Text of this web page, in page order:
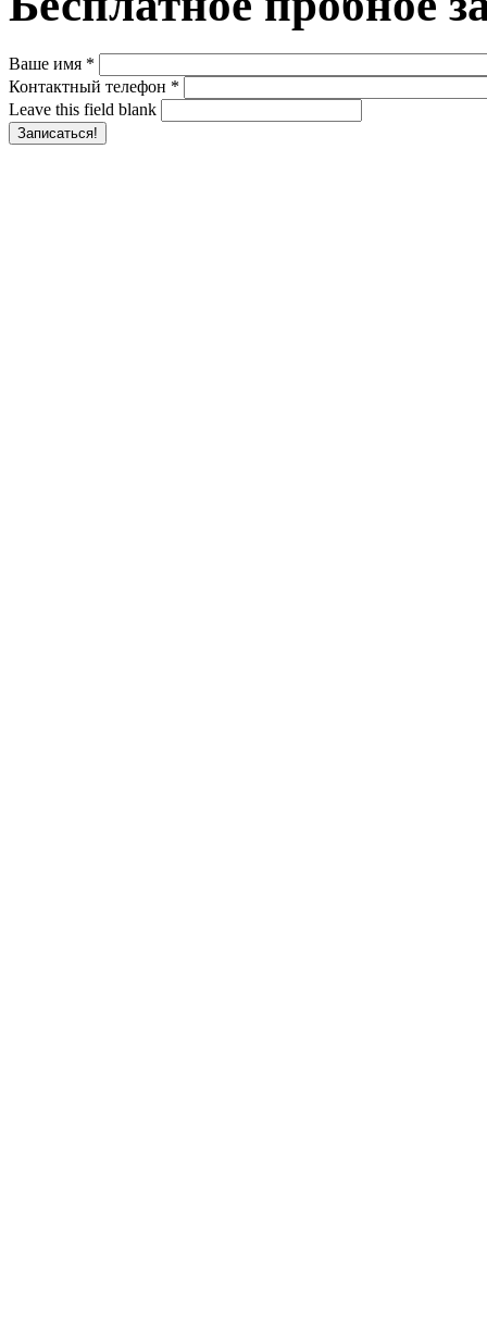
Ваше имя *
Контактный телефон *
Leave this field blank